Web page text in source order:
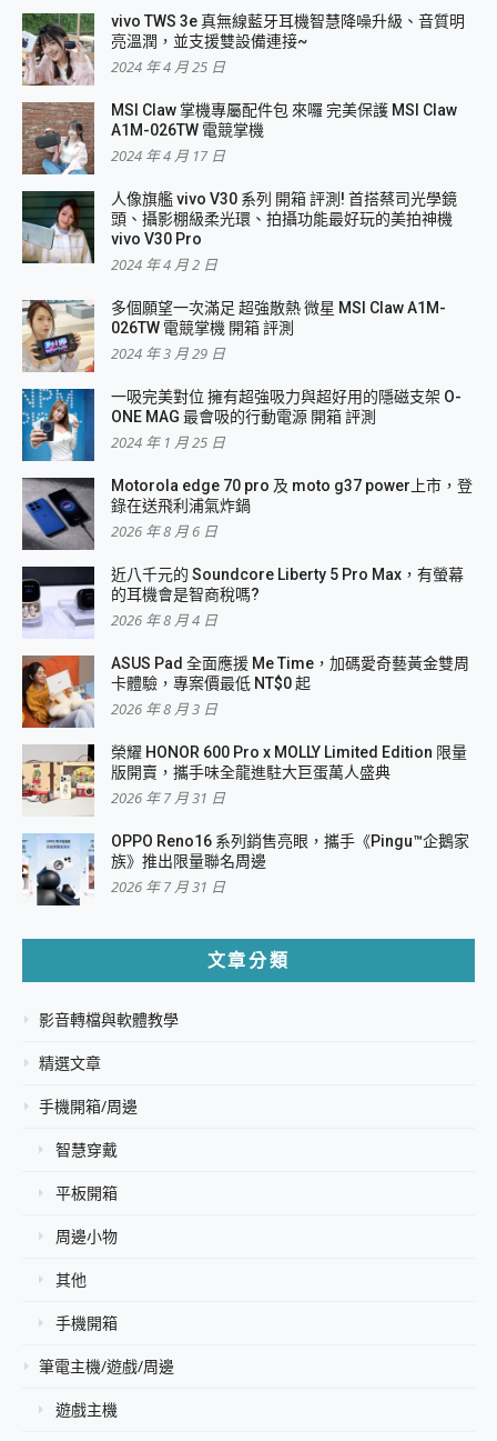
vivo TWS 3e 真無線藍牙耳機智慧降噪升級、音質明
亮溫潤，並支援雙設備連接~
2024 年 4 月 25 日
MSI Claw 掌機專屬配件包 來囉 完美保護 MSI Claw
A1M-026TW 電競掌機
2024 年 4 月 17 日
人像旗艦 vivo V30 系列 開箱 評測! 首搭蔡司光學鏡
頭、攝影棚級柔光環、拍攝功能最好玩的美拍神機
vivo V30 Pro
2024 年 4 月 2 日
多個願望一次滿足 超強散熱 微星 MSI Claw A1M-
026TW 電競掌機 開箱 評測
2024 年 3 月 29 日
一吸完美對位 擁有超強吸力與超好用的隱磁支架 O-
ONE MAG 最會吸的行動電源 開箱 評測
2024 年 1 月 25 日
Motorola edge 70 pro 及 moto g37 power上市，登
錄在送飛利浦氣炸鍋
2026 年 8 月 6 日
近八千元的 Soundcore Liberty 5 Pro Max，有螢幕
的耳機會是智商稅嗎?
2026 年 8 月 4 日
ASUS Pad 全面應援 Me Time，加碼愛奇藝黃金雙周
卡體驗，專案價最低 NT$0 起
2026 年 8 月 3 日
榮耀 HONOR 600 Pro x MOLLY Limited Edition 限量
版開賣，攜手味全龍進駐大巨蛋萬人盛典
2026 年 7 月 31 日
OPPO Reno16 系列銷售亮眼，攜手《Pingu™企鵝家
族》推出限量聯名周邊
2026 年 7 月 31 日
文章分類
影音轉檔與軟體教學
精選文章
手機開箱/周邊
智慧穿戴
平板開箱
周邊小物
其他
手機開箱
筆電主機/遊戲/周邊
遊戲主機